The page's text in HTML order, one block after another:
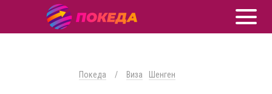
Покеда / Виза Шенген